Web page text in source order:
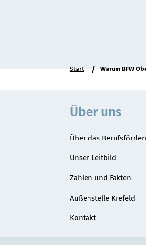
Sie
Start Warum BFW
Über uns
Über das
Unser Leitbild
Zahlen und Fakten
Außenstelle Krefeld
Kontakt